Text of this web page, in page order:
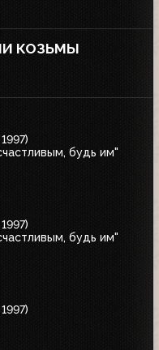
КОЗЬМЫ
будь им"
будь им"